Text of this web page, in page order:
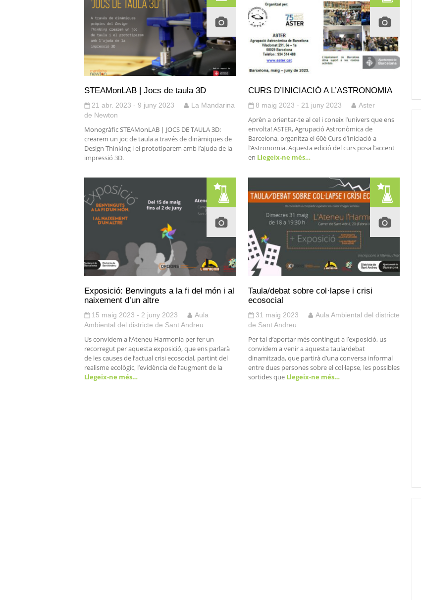
STEAMonLAB | Jocs de taula 3D
21 abr. 2023 - 9 juny 2023
La Mandarina
de Newton
Monogràfic STEAMonLAB | JOCS DE TAULA 3D:
crearem un joc de taula a través de dinàmiques de
Design Thinking i el prototiparem amb l’ajuda de la
impressió 3D.
CURS D’INICIACIÓ A L’ASTRONOMIA
8 maig 2023 - 21 juny 2023 Aster
Aprèn a orientar-te al cel i coneix l’univers que ens
envolta! ASTER, Agrupació Astronòmica de
Barcelona, organitza el 60è Curs d’Iniciació a
l’Astronomia. Aquesta edició del curs posa l’accent
en Llegeix-ne més…
Exposició: Benvinguts a la fi del món i al
naixement d’un altre
15 maig 2023 - 2 juny 2023
Aula
Ambiental del districte de Sant Andreu
Us convidem a l’Ateneu Harmonia per fer un
recorregut per aquesta exposició, que ens parlarà
de les causes de l’actual crisi ecosocial, partint del
realisme ecològic, l’evidència de l’augment de la
Llegeix-ne més…
Taula/debat sobre col·lapse i crisi
ecosocial
31 maig 2023
Aula Ambiental del districte
de Sant Andreu
Per tal d’aportar més contingut a l’exposició, us
convidem a venir a aquesta taula/debat
dinamitzada, que partirà d’una conversa informal
entre dues persones sobre el col·lapse, les possibles
sortides queLlegeix-ne més…